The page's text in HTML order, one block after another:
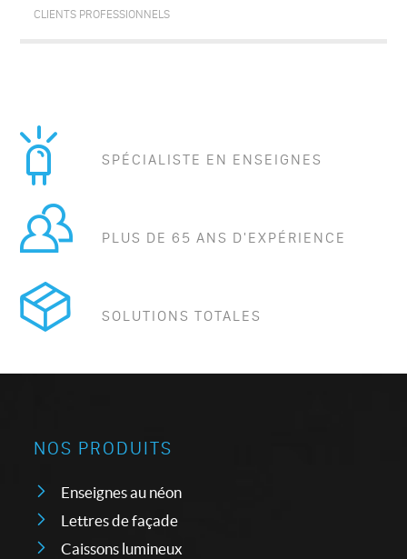
CLIENTS PROFESSIONNELS
SPÉCIALISTE EN ENSEIGNES
PLUS DE 65 ANS D'EXPÉRIENCE
SOLUTIONS TOTALES
NOS PRODUITS
Enseignes au néon
Lettres de façade
Caissons lumineux